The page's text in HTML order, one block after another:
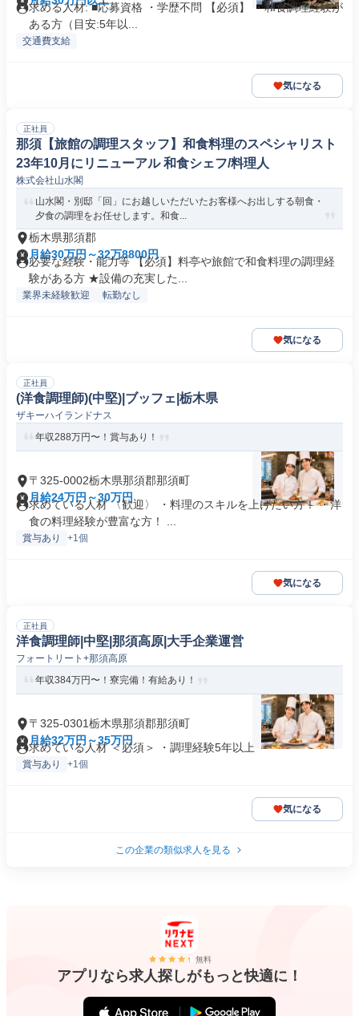
求める人材: ■応募資格 ・学歴不問 【必須】 ・和食調理経験が
ある方（目安:5年以...
交通費支給
気になる
正社員
那須【旅館の調理スタッフ】和食料理のスペシャリスト
23年10月にリニューアル 和食シェフ/料理人
株式会社山水閣
山水閣・別邸「回」にお越しいただいたお客様へお出しする朝食・
夕食の調理をお任せします。和食...
栃木県那須郡
月給30万円～32万8800円
必要な経験・能力等 【必須】料亭や旅館で和食料理の調理経
験がある方 ★設備の充実した...
業界未経験歓迎 転勤なし
気になる
正社員
(洋食調理師)(中堅)|ブッフェ|栃木県
ザキーハイランドナス
年収288万円〜！賞与あり！
〒325-0002栃木県那須郡那須町
月給24万円～30万円
求めている人材 〈歓迎〉 ・料理のスキルを上げたい方！ ・洋
食の料理経験が豊富な方！ ...
賞与あり +1個
気になる
正社員
洋食調理師|中堅|那須高原|大手企業運営
フォートリート+那須高原
年収384万円〜！寮完備！有給あり！
〒325-0301栃木県那須郡那須町
月給32万円～35万円
求めている人材 ＜必須＞ ・調理経験5年以上
賞与あり +1個
気になる
この企業の類似求人を見る
無料
アプリなら求人探しがもっと快適に！